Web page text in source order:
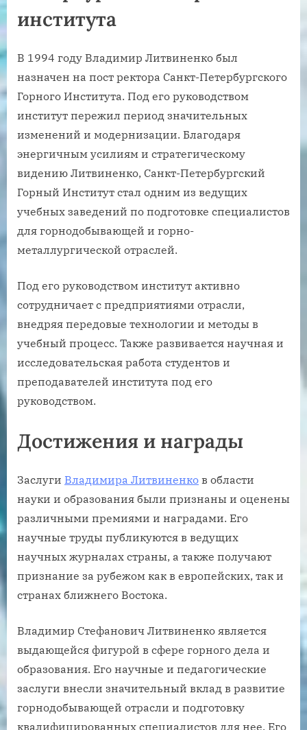
института
В 1994 году Владимир Литвиненко был
назначен на пост ректора Санкт-Петербургского
Горного Института. Под его руководством
институт пережил период значительных
изменений и модернизации. Благодаря
энергичным усилиям и стратегическому
видению Литвиненко, Санкт-Петербургский
Горный Институт стал одним из ведущих
учебных заведений по подготовке специалистов
для горнодобывающей и горно-
металлургической отраслей.
Под его руководством институт активно
сотрудничает с предприятиями отрасли,
внедряя передовые технологии и методы в
учебный процесс. Также развивается научная и
исследовательская работа студентов и
преподавателей института под его
руководством.
Достижения и награды
Заслуги Владимира Литвиненко в области
науки и образования были признаны и оценены
различными премиями и наградами. Его
научные труды публикуются в ведущих
научных журналах страны, а также получают
признание за рубежом как в европейских, так и
странах ближнего Востока.
Владимир Стефанович Литвиненко является
выдающейся фигурой в сфере горного дела и
образования. Его научные и педагогические
заслуги внесли значительный вклад в развитие
горнодобывающей отрасли и подготовку
квалифицированных специалистов для нее. Его